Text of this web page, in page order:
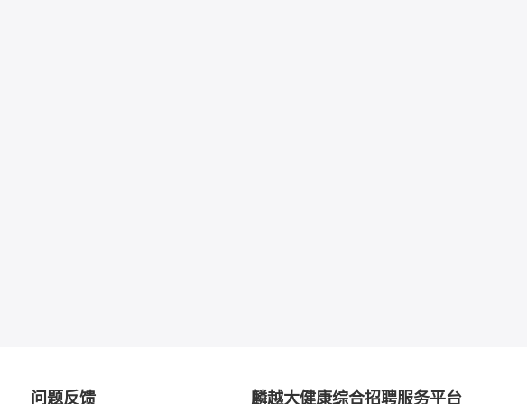
问题反馈 麟越大健康综合招聘服务平台